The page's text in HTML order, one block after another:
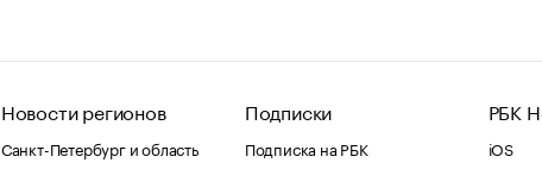
Новости регионов
Санкт-Петербург и область
Подписки
Подписка на РБК
РБК
iOS